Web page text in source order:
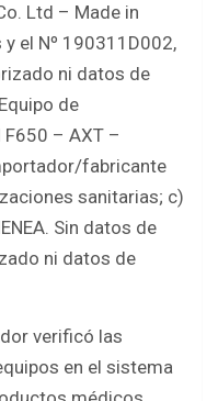
Ltd – Made in
el Nº 190311D002,
ni datos de
de
F650 – AXT –
fabricante
sanitarias; c)
Sin datos de
ni datos de
verificó las
en el sistema